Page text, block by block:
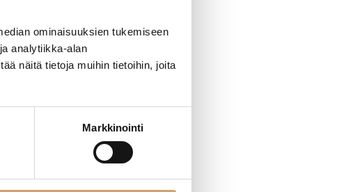
ominaisuuksien tukemiseen
analytiikka-alan
näitä tietoja muihin tietoihin, joita
Markkinointi